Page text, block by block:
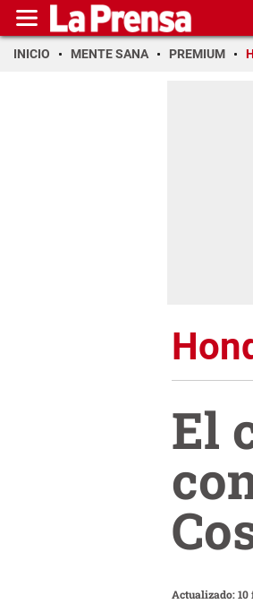
INICIO MENTE SANA PREMIUM
El
Actualizado: 10